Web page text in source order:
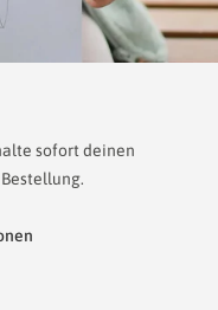
sofort deinen